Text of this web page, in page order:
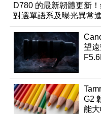
D780 的最新韌體更新
對選單語系及曝光異常
行修復
望
G2
能